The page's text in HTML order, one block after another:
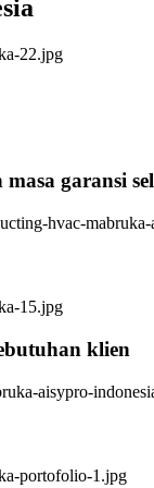
garansi
klien